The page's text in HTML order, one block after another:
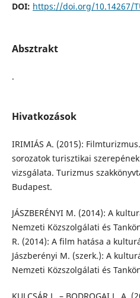
DOI: https://doi.org/10.14267/
Absztrakt
.
Hivatkozások
IRIMIÁS A. (2015):
sorozatok turisztikai
vizsgálata. Turizmus
Budapest.
JÁSZBERÉNYI M. (2014): A
Nemzeti Közszolgálati és
R. (2014): A film hatása a
Jászberényi M. (szerk.): A
Nemzeti Közszolgálati és
KULCSÁR L. – BODROGAI L. A.